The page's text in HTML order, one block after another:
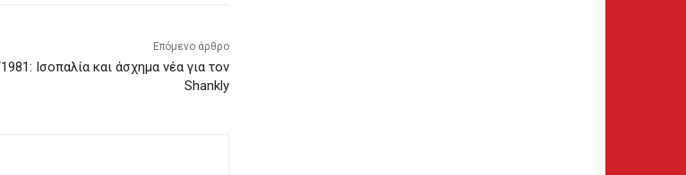
Επόμενο άρθρο
Ισοπαλία και άσχημα νέα για τον
Shankly